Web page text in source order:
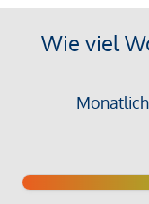
Wie viel